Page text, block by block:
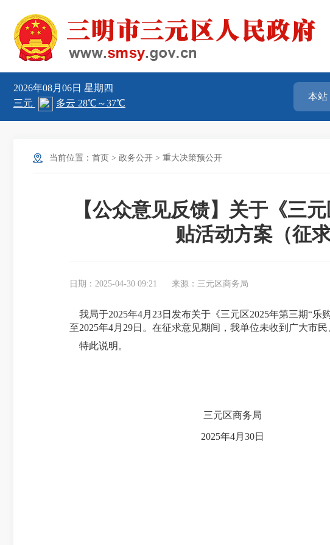
2026年08月06日 星期四
当前位置： 首页 > 政务公开 > 重大决策预公开
【公众意见反馈】关于《三
贴活动方案（征
日期：2025-04-30 09:21 来源：三元区商务局
我局于2025年4月 23日发布关于《三元区2025年第三期“乐
至2025年4月 29日 。 在征求意见期间，我单位未收到广大市
特此说明。
三元区商务局
2025年4月 30日